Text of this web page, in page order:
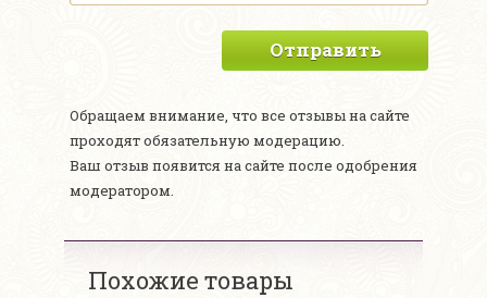
Отправить
Обращаем внимание, что все отзывы на сайте
проходят обязательную модерацию.
Ваш отзыв появится на сайте после одобрения
модератором.
Похожие товары